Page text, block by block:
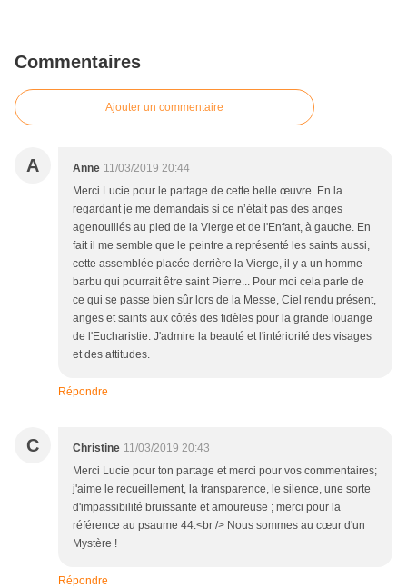
Commentaires
Ajouter un commentaire
A Anne 11/03/2019 20:44
Merci Lucie pour le partage de cette belle œuvre. En la
regardant je me demandais si ce n’était pas des anges
agenouillés au pied de la Vierge et de l'Enfant, à gauche. En
fait il me semble que le peintre a représenté les saints aussi,
cette assemblée placée derrière la Vierge, il y a un homme
barbu qui pourrait être saint Pierre... Pour moi cela parle de
ce qui se passe bien sûr lors de la Messe, Ciel rendu présent,
anges et saints aux côtés des fidèles pour la grande louange
de l'Eucharistie. J'admire la beauté et l'intériorité des visages
et des attitudes.
Répondre
C Christine 11/03/2019 20:43
Merci Lucie pour ton partage et merci pour vos commentaires;
j'aime le recueillement, la transparence, le silence, une sorte
d'impassibilité bruissante et amoureuse ; merci pour la
référence au psaume 44.<br /> Nous sommes au cœur d'un
Mystère !
Répondre